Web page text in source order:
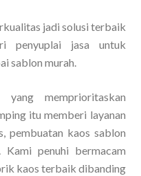
jadi solusi terbaik
penyuplai jasa untuk
sablon murah.
memprioritaskan
itu memberi layanan
pembuatan kaos sablon
penuhi bermacam
kaos terbaik dibanding